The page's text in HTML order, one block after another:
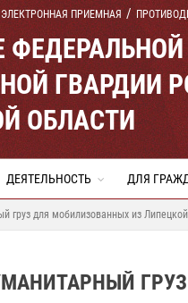
ЭЛЕКТРОННАЯ ПРИЕМНАЯ
ГВАРДИИ
ОБЛАСТИ
ДЕЯТЕЛЬНОСТЬ ДЛЯ
груз для мобилизованных из